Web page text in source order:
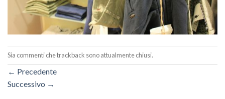
Sia commenti che trackback sono attualmente chiusi.
← Precedente
Successivo →